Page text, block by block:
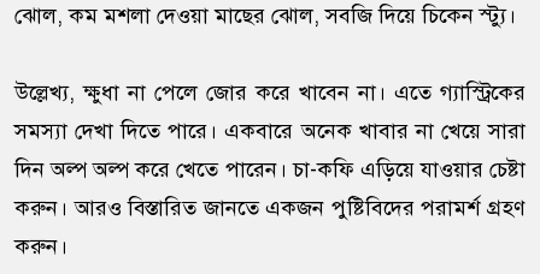
ঝোল, কম মশলা দেওয়া মাছের ঝোল, সবজি দিয়ে চিকেন স্ট্যু।
উল্লেখ্য, ক্ষুধা না পেলে জোর করে খাবেন না। এতে গ্যাস্ট্রিকের
সমস্যা দেখা দিতে পারে। একবারে অনেক খাবার না খেয়ে সারা
দিন অল্প অল্প করে খেতে পারেন। চা-কফি এড়িয়ে যাওয়ার চেষ্টা
করুন। আরও বিস্তারিত জানতে একজন পুষ্টিবিদের পরামর্শ গ্রহণ
করুন।